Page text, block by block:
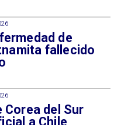
de
fallecido
Corea del Sur
a Chile